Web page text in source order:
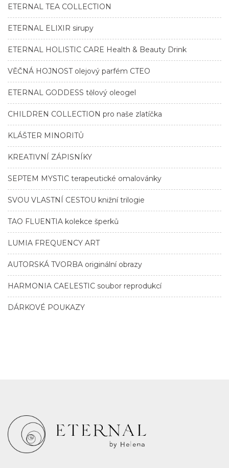
ETERNAL TEA COLLECTION
ETERNAL ELIXIR sirupy
ETERNAL HOLISTIC CARE Health & Beauty Drink
VĚČNÁ HOJNOST olejový parfém CTEO
ETERNAL GODDESS tělový oleogel
CHILDREN COLLECTION pro naše zlatíčka
KLÁŠTER MINORITŮ
KREATIVNÍ ZÁPISNÍKY
SEPTEM MYSTIC terapeutické omalovánky
SVOU VLASTNÍ CESTOU knižní trilogie
TAO FLUENTIA kolekce šperků
LUMIA FREQUENCY ART
AUTORSKÁ TVORBA originální obrazy
HARMONIA CAELESTIC soubor reprodukcí
DÁRKOVÉ POUKAZY